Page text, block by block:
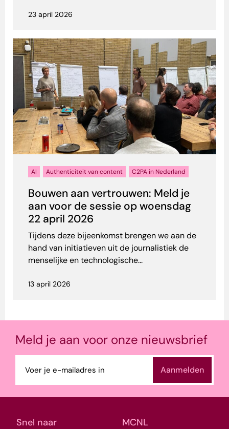
23 april 2026
AI Authenticiteit van content C2PA in Nederland
Bouwen aan vertrouwen: Meld je
aan voor de sessie op woensdag
22 april 2026
Tijdens deze bijeenkomst brengen we aan de
hand van initiatieven uit de journalistiek de
menselijke en technologische...
13 april 2026
Snel naar MCNL
Meld je aan voor onze nieuwsbrief
mailadres
(Vereist)